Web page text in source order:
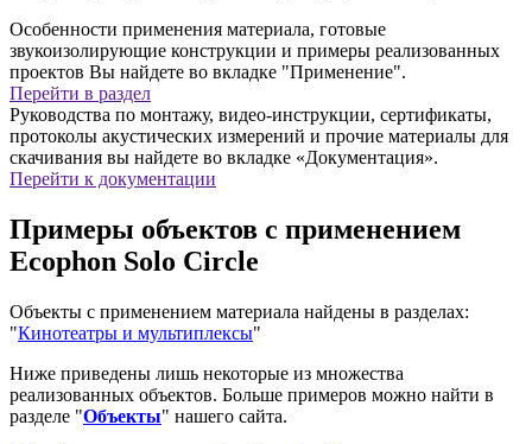
Особенности применения материала, готовые
звукоизолирующие конструкции и примеры реализованных
проектов Вы найдете во вкладке "Применение".
Перейти в раздел
Руководства по монтажу, видео-инструкции, сертификаты,
протоколы акустических измерений и прочие материалы для
скачивания вы найдете во вкладке «Документация».
Перейти к документации
Примеры объектов с применением
Ecophon Solo Circle
Объекты с применением материала найдены в разделах:
"Кинотеатры и мультиплексы"
Ниже приведены лишь некоторые из множества
реализованных объектов. Больше примеров можно найти в
разделе "Объекты" нашего сайта.